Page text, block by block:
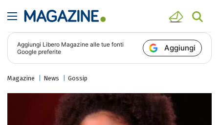
Aggiungi Libero Magazine alle tue fonti
Google preferite
Aggiungi
Magazine News Gossip